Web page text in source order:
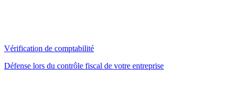
Vérification de comptabilité
Défense lors du contrôle fiscal de votre entreprise